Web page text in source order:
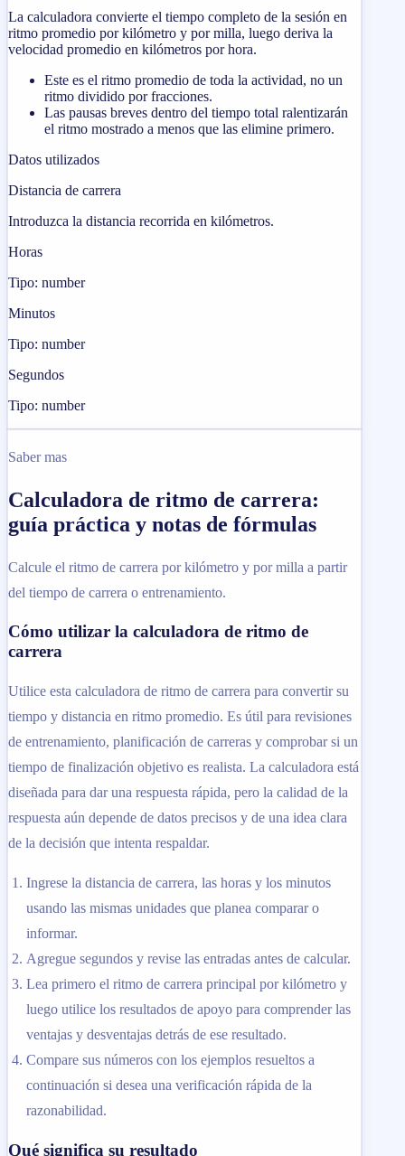
La calculadora convierte el tiempo completo de la sesión en
ritmo promedio por kilómetro y por milla, luego deriva la
velocidad promedio en kilómetros por hora.
Este es el ritmo promedio de toda la actividad, no un
ritmo dividido por fracciones.
Las pausas breves dentro del tiempo total ralentizarán
el ritmo mostrado a menos que las elimine primero.
Datos utilizados
Distancia de carrera
Introduzca la distancia recorrida en kilómetros.
Horas
Tipo: number
Minutos
Tipo: number
Segundos
Tipo: number
Saber mas
Calculadora de ritmo de carrera:
guía práctica y notas de fórmulas
Calcule el ritmo de carrera por kilómetro y por milla a partir
del tiempo de carrera o entrenamiento.
Cómo utilizar la calculadora de ritmo de
carrera
Utilice esta calculadora de ritmo de carrera para convertir su
tiempo y distancia en ritmo promedio. Es útil para revisiones
de entrenamiento, planificación de carreras y comprobar si un
tiempo de finalización objetivo es realista. La calculadora está
diseñada para dar una respuesta rápida, pero la calidad de la
respuesta aún depende de datos precisos y de una idea clara
de la decisión que intenta respaldar.
Ingrese la distancia de carrera, las horas y los minutos
usando las mismas unidades que planea comparar o
informar.
Agregue segundos y revise las entradas antes de calcular.
Lea primero el ritmo de carrera principal por kilómetro y
luego utilice los resultados de apoyo para comprender las
ventajas y desventajas detrás de ese resultado.
Compare sus números con los ejemplos resueltos a
continuación si desea una verificación rápida de la
razonabilidad.
Qué significa su resultado